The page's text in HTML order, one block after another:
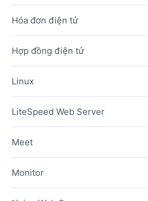
Hóa đơn điện tử
Hợp đồng điện tử
Linux
LiteSpeed Web Server
Meet
Monitor